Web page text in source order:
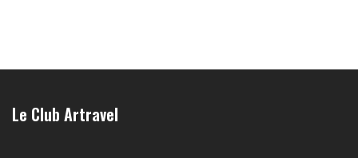
Le Club Artravel